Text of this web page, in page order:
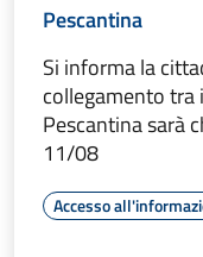
Pescantina
Si informa la
collegamento tra
Pescantina sarà
11/08
Accesso